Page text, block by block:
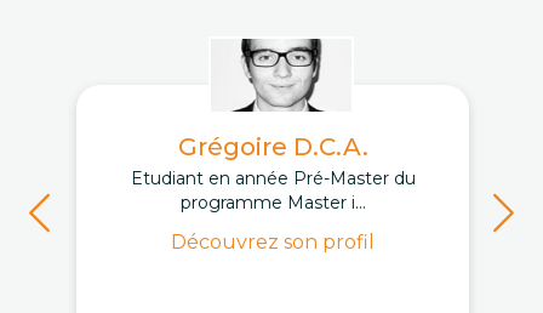
Grégoire D.C.A.
Etudiant en année Pré-Master du
programme Master i...
Découvrez son profil